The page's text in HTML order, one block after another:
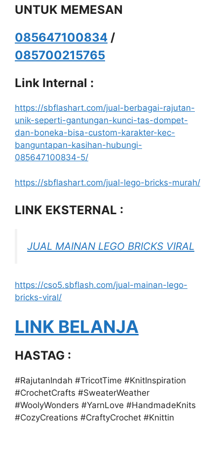
UNTUK MEMESAN
085647100834 /
085700215765
Link Internal :
https://sbflashart.com/jual-berbagai-rajutan-
unik-seperti-gantungan-kunci-tas-dompet-
dan-boneka-bisa-custom-karakter-kec-
banguntapan-kasihan-hubungi-
085647100834-5/
https://sbflashart.com/jual-lego-bricks-murah/
LINK EKSTERNAL :
JUAL MAINAN LEGO BRICKS VIRAL
https://cso5.sbflash.com/jual-mainan-lego-
bricks-viral/
LINK BELANJA
HASTAG :
#RajutanIndah #TricotTime #KnitInspiration
#CrochetCrafts #SweaterWeather
#WoolyWonders #YarnLove #HandmadeKnits
#CozyCreations #CraftyCrochet #Knittin